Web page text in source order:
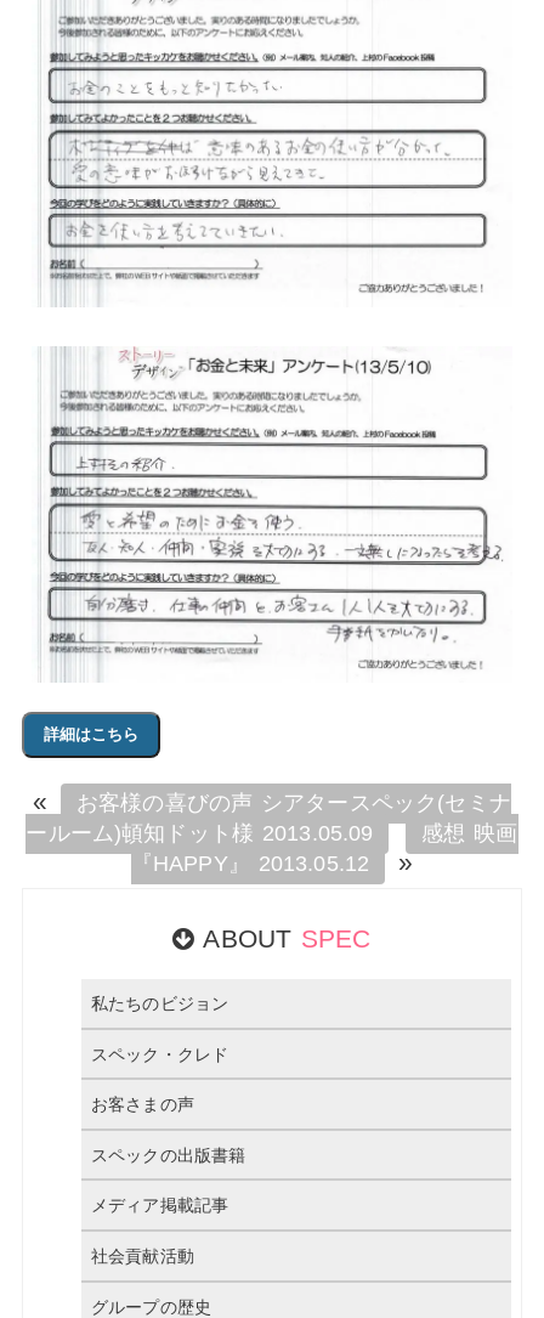
詳細はこちら
«
お客様の喜びの声 シアタースペック(セミナ
ールーム)頓知ドット様 2013.05.09
感想 映画
『HAPPY』 2013.05.12
»
ABOUT SPEC
私たちのビジョン
スペック・クレド
お客さまの声
スペックの出版書籍
メディア掲載記事
社会貢献活動
グループの歴史